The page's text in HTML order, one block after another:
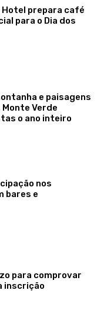
prepara café
para o Dia dos
e paisagens
Verde
o ano inteiro
nos
bares e
para comprovar
inscrição